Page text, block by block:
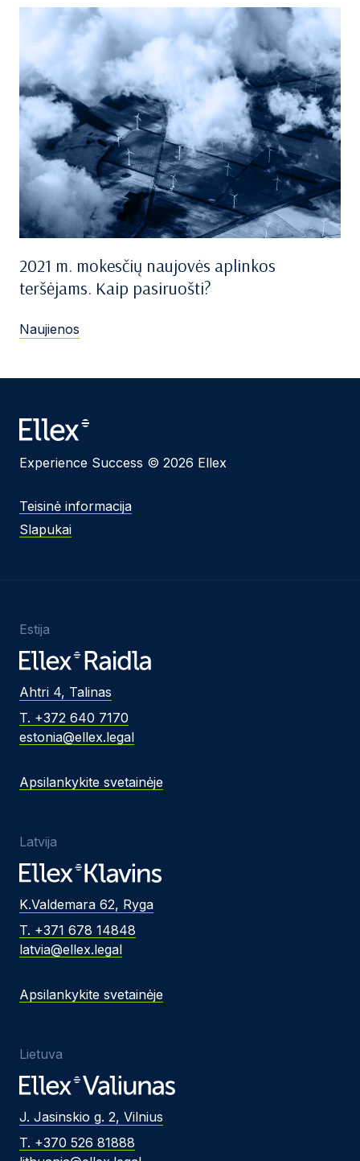
2021 m. mokesčių naujovės aplinkos
teršėjams. Kaip pasiruošti?
Naujienos
Experience Success © 2026 Ellex
Teisinė informacija
Slapukai
Estija
Ahtri 4, Talinas
T. +372 640 7170
estonia@ellex.legal
Apsilankykite svetainėje
Latvija
K.Valdemara 62, Ryga
T. +371 678 14848
latvia@ellex.legal
Apsilankykite svetainėje
Lietuva
J. Jasinskio g. 2, Vilnius
T. +370 526 81888